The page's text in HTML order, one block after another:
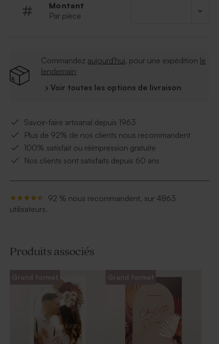
Montant
Par pièce
Commandez aujourd'hui, pour une expédition le
lendemain
› Voir toutes les options de livraison
Savoir-faire artisanal depuis 1963
Plus de 92% de nos clients nous recommandent
100% satisfait ou réimpression gratuite
Nos clients sont satisfaits depuis 60 ans
92 % nous recommandent, sur 4863
utilisateurs.
Produits associés
Grand format Grand format